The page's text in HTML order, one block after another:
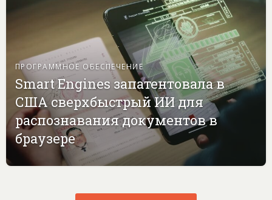
ПРОГРАММНОЕ ОБЕСПЕЧЕНИЕ
Smart Engines запатентовала в
США сверхбыстрый ИИ для
распознавания документов в
браузере